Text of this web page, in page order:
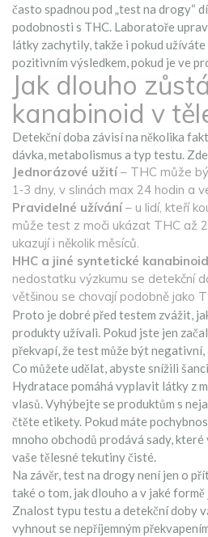
často spadnou pod „test na drogy“
podobnosti s THC. Laboratoře
látky zachytily, takže i pokud
pozitivním výsledkem, pokud je ve
Jak dlouho
kanabinoid v
Detekční doba závisí na několika
dávka, metabolismus a typ testu.
Jednorázové užití– THC může
1‑3 dny, v slinách max 24 hodin a
Pravidelné užívání– u lidí, kteří
může test z moči ukázat THC až
ukazují i několik měsíců.
HHC a jiné syntetické
nedostatku výzkumu se detekční
většinou se chovají podobně jako
Proto je dobré před testem zvážit,
produkty užívali. Pokud jste jen
překvapí, že test může být
Co můžete udělat, abyste snížili
Hydratace pomáhá vyplavit látky z
vlasů. Vyhýbejte se produktům s
čtěte etikety. Pokud máte
mnoho obchodů prodává sady,
vaše tělesné tekutiny čisté.
Na závěr, test na drogy není jen o
také o tom, jak dlouho a v jaké
Znalost typu testu a detekční doby
vyhnout se nepříjemným